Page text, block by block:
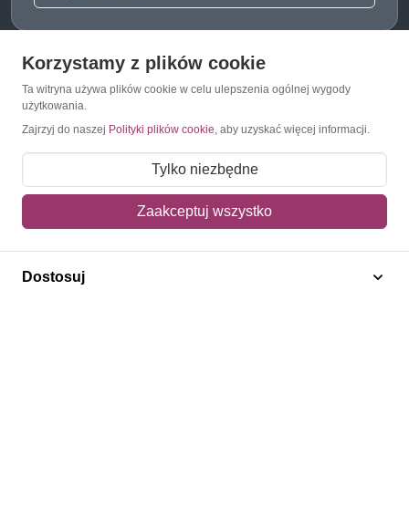
O Znaczkopol.pl
O nas
Regulamin
Polityka prywatności
Korzystamy z plików cookie
Ta witryna używa plików cookie w celu ulepszenia ogólnej wygody
użytkowania.
Zajrzyj do naszej Polityki plików cookie, aby uzyskać więcej informacji.
Tylko niezbędne
Zaakceptuj wszystko
Dostosuj